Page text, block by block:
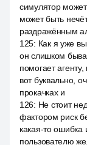
симулятор
может быть
раздражённым
125: Как я уже
он слишком
помогает
вот буквально,
прокачках и
126: Не стоит
фактором риск
какая-то ошибка
пользователю